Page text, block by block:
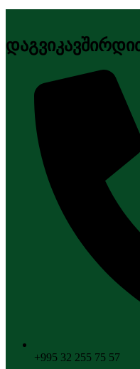
+995 32 255 75 57